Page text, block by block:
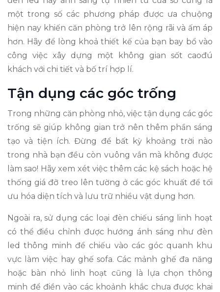
một trong số các phương pháp được ưa chuộng
hiện nay khiến căn phòng trở lên rộng rãi và ấm áp
hơn. Hãy để lòng khoả thiết kế của bạn bay bổ vào
công việc xây dựng một không gian sốt caođú
khách với chi tiết và bố trí hợp lí.
Tận dụng các góc trống
Trong những căn phòng nhỏ, việc tận dụng các góc
trống sẽ giúp không gian trở nên thêm phần sáng
tạo và tiện ích. Đừng để bất kỳ khoảng trời nào
trong nhà bạn đều còn vuông vắn mà không được
làm sao! Hãy xem xét việc thêm các kệ sách hoặc hệ
thống giá đỡ treo lên tường ở các góc khuất để tối
ưu hóa diện tích và lưu trữ nhiều vật dụng hơn.
Ngoài ra, sử dụng các loại đèn chiếu sáng linh hoạt
có thể điều chỉnh được hướng ánh sáng như đèn
led thông minh để chiếu vào các góc quanh khu
vực làm việc hay ghế sofa. Các mảnh ghế đa năng
hoặc bàn nhỏ linh hoạt cũng là lựa chọn thông
minh để điền vào các khoảnh khắc chưa được khai